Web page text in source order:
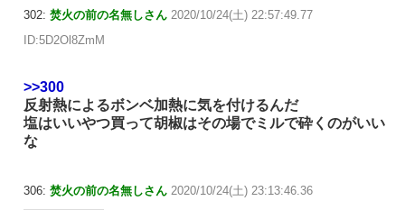
302: 焚火の前の名無しさん 2020/10/24(土) 22:57:49.77
ID:5D2Ol8ZmM
>>300
反射熱によるボンベ加熱に気を付けるんだ
塩はいいやつ買って胡椒はその場でミルで砕くのがいい
な
306: 焚火の前の名無しさん 2020/10/24(土) 23:13:46.36